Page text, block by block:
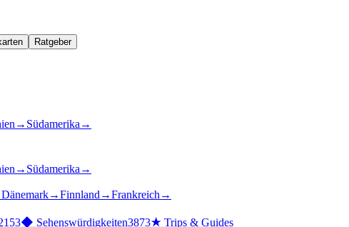
Ratgeber
→ Südamerika →
→ Südamerika →
Dänemark→Finnland →Frankreich →
◆ Sehenswürdigkeiten3873★ Trips & Guides